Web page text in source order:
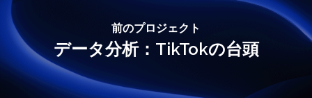
前のプロジェクト
データ分析：TikTokの台頭